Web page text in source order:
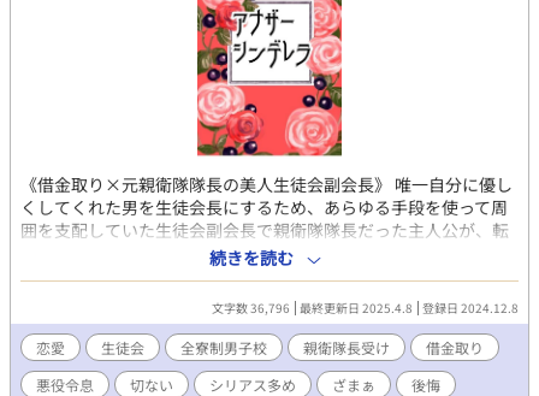
《借金取り×元親衛隊隊長の美人生徒会副会長》 唯一自分に優し
くしてくれた男を生徒会長にするため、あらゆる手段を使って周
囲を支配していた生徒会副会長で親衛隊隊長だった主人公が、転
校生に男を取られて捨てられて――という、今でいう悪役令息の
現代版みたいな話です。暗いです。 ※１０年以上前の作品なので
色々ご都合主義で文体が古めかしいのはご了承ください。 ※表紙
画像は《くま》様より素材を使用させていただきました。 こちら
も【天地虚空】名義で個人サイトで公開していた小説をサルベー
ジしました。
続きを読む
文字数 36,796 最終更新日 2025.4.8 登録日 2024.12.8
恋愛 生徒会 全寮制男子校 親衛隊長受け
借金取り
悪役令息
切ない シリアス多め ざまぁ 後悔